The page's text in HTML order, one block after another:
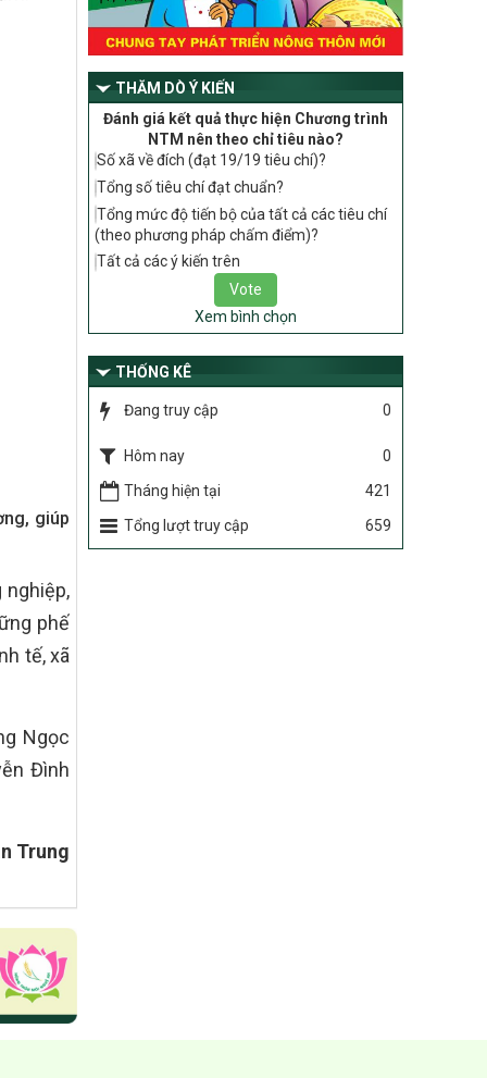
giúp
nghiệp,
phế
tế, xã
Ngọc
Đình
Trung
núi giai đoạn 2026-2035, giai đoạn I: Từ
năm 2026 đến năm 2030
14/2026/TT-BNNMT
Hướng dẫn thực hiện một số nội dung
tiêu chí, điều kiện thuộc Bộ tiêu chí quốc
gia về nông thôn mới giai đoạn 2026 –
2030 thuộc phạm vi quản lý nhà nước
của Bộ Nông nghiệp và Môi trường
417/QĐ-BNNMT
Phê duyệt Chương trình mục tiêu quốc
gia xây dựng nông thôn mới, giảm nghèo
bền vững và phát triển kinh tế – xã hội
vùng đồng bào dân tộc thiểu số và miền
núi giai đoạn 2026-2035, giai đoạn I: Từ
năm 2026 đến năm 2030
Nghị quyết số 08/2026/NQ-HĐND
Quy định nguyên tắc, tiêu chí, định mức
phân bổ ngân sách trung ương thực hiện
nông thôn mới, giảm nghèo bền vững và
phát triển kinh tế – xã hội vùng đồng bào
dân tộc thiểu số và miền núi giai đoạn
2026 – 2030 trên địa bàn tỉnh Nghệ An
THĂM DÒ Ý KIẾN
Đánh giá kết quả thực hiện Chương trình
NTM nên theo chỉ tiêu nào?
Số xã về đích (đạt 19/19 tiêu chí)?
Tổng số tiêu chí đạt chuẩn?
Tổng mức độ tiến bộ của tất cả các tiêu chí
(theo phương pháp chấm điểm)?
Tất cả các ý kiến trên
Xem bình chọn
THỐNG KÊ
Đang truy cập 0
Hôm nay
0
Tháng hiện tại
421
Tổng lượt truy cập
659